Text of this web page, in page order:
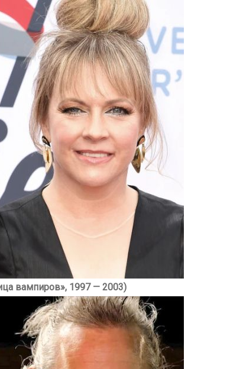
вампиров», 1997 — 2003)